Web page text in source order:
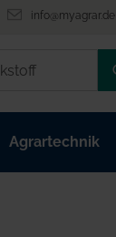
info@myagrar.de
Agrartechnik